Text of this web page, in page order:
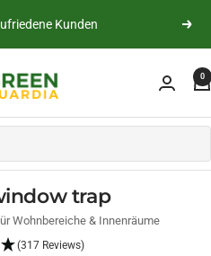
Expertenberatung Next
- Ihr Experte für Schädlinge und 0
trap
Wohnbereiche & Innenräume
(317 Reviews)